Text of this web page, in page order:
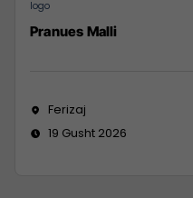
Pranues Malli
Ferizaj
19 Gusht 2026